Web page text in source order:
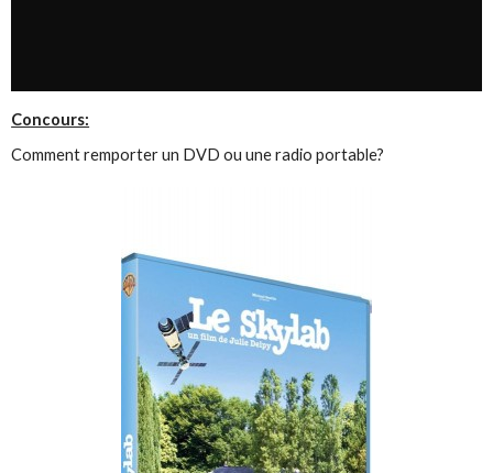
Concours:
Comment remporter un DVD ou une radio portable?